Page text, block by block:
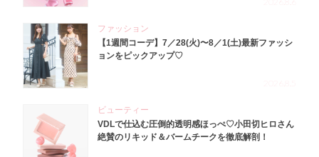
ファッション
【1週間コーデ】7／28(火)〜8／1(土)最新ファッシ
ョンをピックアップ♡
ビューティー
VDLで仕込む圧倒的透明感ほっぺ♡小田切ヒロさん
絶賛のリキッド＆バームチークを徹底解剖！